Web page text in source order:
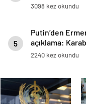
3098 kez okundu
5
Putin’den
açıklama:
Azerbaycan’ın
2240 kez okundu